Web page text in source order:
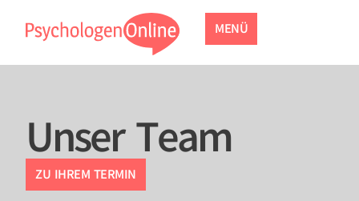
MENÜ
Unser Team
ZU IHREM TERMIN